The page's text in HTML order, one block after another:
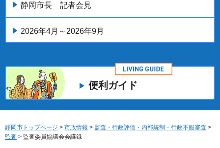
静岡市長 記者会見
2026年4月～2026年9月
便利ガイド
静岡市トップページ > 市政情報 > 監査・行政評価・内部統制・行政不服審査 >
監査 > 監査委員協議会会議録